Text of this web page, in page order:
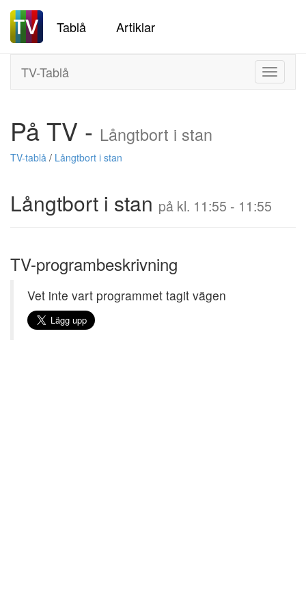
Tablå Artiklar
Toggle
TV-Tablå
På TV - Långtbort i stan
TV-tablå / Långtbort i stan
Långtbort i stan på kl. 11:55 - 11:55
TV-programbeskrivning
Vet inte vart programmet tagit vägen